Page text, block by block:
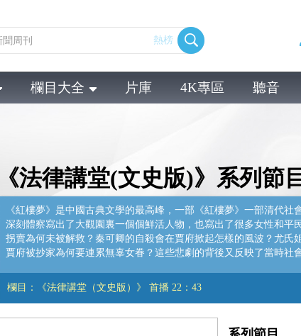
熱榜
欄目大全 片庫 4K專區 聽音
《法律講堂(文史版)》系列節
《紅樓夢》是中國古典文學的最高峰，一部《紅樓夢》一部清代社
深刻體察寫出了大觀園裏一個個鮮活人物，也寫出了很多女性和平
拐賣為何未被解救？秦可卿的自殺會在賈府掀起怎樣的風波？尤氏
賈府被抄家為何要連累無辜女眷？這些悲劇的背後又反映了當時社
欄目：《法律講堂（文史版）》 首播 22：43